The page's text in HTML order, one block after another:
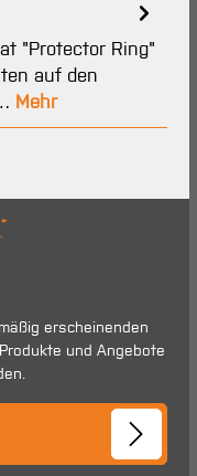
"Protector Ring"
auf den
Mehr
erscheinenden
und Angebote